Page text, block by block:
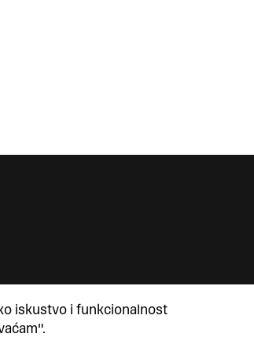
iskustvo i funkcionalnost